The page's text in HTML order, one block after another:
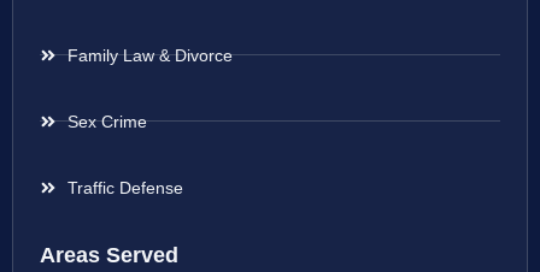
Family Law & Divorce
Sex Crime
Traffic Defense
Areas Served